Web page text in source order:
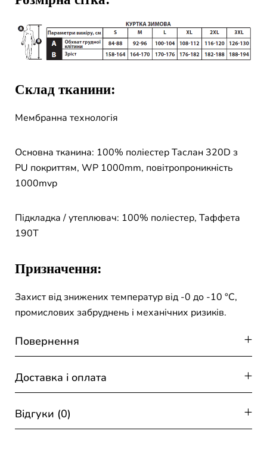
Склад тканини:
Мембранна технологія
Основна тканина: 100% поліестер Таслан 320D з
PU покриттям, WP 1000mm, повітропроникність
1000mvp
Підкладка / утеплювач: 100% поліестер, Таффета
190Т
Призначення:
Захист від знижених температур від -0 до -10 °С,
промислових забруднень і механічних ризиків.
Повернення
Доставка і оплата
Відгуки (0)